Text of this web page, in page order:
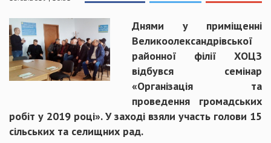
Днями у приміщенні
Великоолександрівської
районної філії ХОЦЗ
відбувся семінар
«Організація та
проведення громадських
робіт у 2019 році». У заході взяли участь голови 15
сільських та селищних рад.